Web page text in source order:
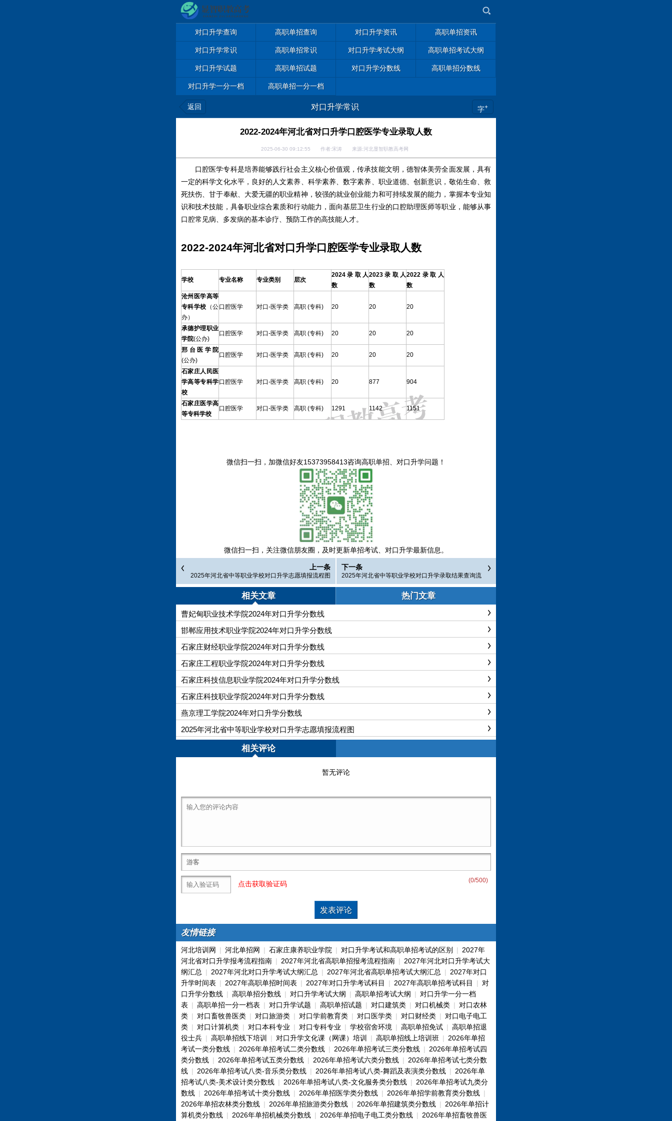
对口升学查询 高职单招查询 对口升学资讯 高职单招资讯
对口升学常识 高职单招常识 对口升学考试大纲 高职单招考试大纲
对口升学试题 高职单招试题 对口升学分数线 高职单招分数线
对口升学一分一档 高职单招一分一档
返回 对口升学常识 字+
2022-2024年河北省对口升学口腔医学专业录取人数
2025-06-30 09:12:55 作者:宋涛 来源:河北显智职教高考网
口腔医学专科是培养能够践行社会主义核心价值观，传承技能文明，德智体美劳全面发展，具有
一定的科学文化水平，良好的人文素养、科学素养、数字素养、职业道德、创新意识，敬佑生命、救
死扶伤、甘于奉献、大爱无疆的职业精神，较强的就业创业能力和可持续发展的能力，掌握本专业知
识和技术技能，具备职业综合素质和行动能力，面向基层卫生行业的口腔助理医师等职业，能够从事
口腔常见病、多发病的基本诊疗、预防工作的高技能人才。
2022-2024年河北省对口升学口腔医学专业录取人数
学校 专业名称 专业类别 层次
2024录取人
数
2023录取人
数
2022录取人
数
沧州医学高等
专科学校 （公
办）
口腔医学 对口-医学类 高职 (专科) 20 20 20
承德护理职业
学院(公办)
口腔医学 对口-医学类 高职 (专科) 20 20 20
邢台医学院
(公办)
口腔医学 对口-医学类 高职 (专科) 20 20 20
石家庄人民医
学高等专科学
校
口腔医学 对口-医学类 高职 (专科) 20 877 904
石家庄医学高
等专科学校
口腔医学 对口-医学类 高职 (专科) 1291 1142 1151
微信扫一扫， 加微信好友15373958413咨询高职单招、对口升学问题 ！
微信扫一扫， 关注微信朋友圈，及时更新单招考试、对口升学最新信息。
上一条
2025年河北省中等职业学校对口升学志愿填报流程图
下一条
2025年河北省中等职业学校对口升学录取结果查询流
程
相关文章 热门文章
曹妃甸职业技术学院2024年对口升学分数线
邯郸应用技术职业学院2024年对口升学分数线
石家庄财经职业学院2024年对口升学分数线
石家庄工程职业学院2024年对口升学分数线
石家庄科技信息职业学院2024年对口升学分数线
石家庄科技职业学院2024年对口升学分数线
燕京理工学院2024年对口升学分数线
2025年河北省中等职业学校对口升学志愿填报流程图
相关评论
暂无评论
(0/500)
点击获取验证码
友情链接
河北培训网 | 河北单招网 | 石家庄康养职业学院 | 对口升学考试和高职单招考试的区别 | 2027年
河北省对口升学报考流程指南 | 2027年河北省高职单招报考流程指南 | 2027年河北对口升学考试大
纲汇总 | 2027年河北对口升学考试大纲汇总 | 2027年河北省高职单招考试大纲汇总 | 2027年对口
升学时间表 | 2027年高职单招时间表 | 2027年对口升学考试科目 | 2027年高职单招考试科目 | 对
口升学分数线 | 高职单招分数线 | 对口升学考试大纲 | 高职单招考试大纲 | 对口升学一分一档
表 | 高职单招一分一档表 | 对口升学试题 | 高职单招试题 | 对口建筑类 | 对口机械类 | 对口农林
类 | 对口畜牧兽医类 | 对口旅游类 | 对口学前教育类 | 对口医学类 | 对口财经类 | 对口电子电工
类 | 对口计算机类 | 对口本科专业 | 对口专科专业 | 学校宿舍环境 | 高职单招免试 | 高职单招退
役士兵 | 高职单招线下培训 | 对口升学文化课（网课）培训 | 高职单招线上培训班 | 2026年单招
考试一类分数线 | 2026年单招考试二类分数线 | 2026年单招考试三类分数线 | 2026年单招考试四
类分数线 | 2026年单招考试五类分数线 | 2026年单招考试六类分数线 | 2026年单招考试七类分数
线 | 2026年单招考试八类-音乐类分数线 | 2026年单招考试八类-舞蹈及表演类分数线 | 2026年单
招考试八类-美术设计类分数线 | 2026年单招考试八类-文化服务类分数线 | 2026年单招考试九类分
数线 | 2026年单招考试十类分数线 | 2026年单招医学类分数线 | 2026年单招学前教育类分数线 |
2026年单招农林类分数线 | 2026年单招旅游类分数线 | 2026年单招建筑类分数线 | 2026年单招计
算机类分数线 | 2026年单招机械类分数线 | 2026年单招电子电工类分数线 | 2026年单招畜牧兽医